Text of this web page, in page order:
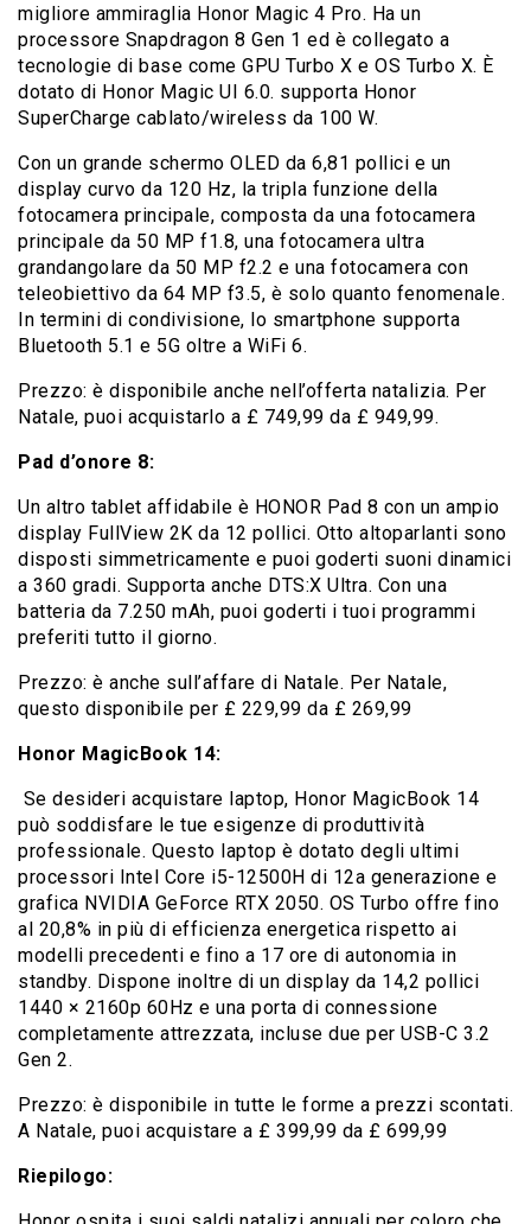
migliore ammiraglia Honor Magic 4 Pro. Ha un
processore Snapdragon 8 Gen 1 ed è collegato a
tecnologie di base come GPU Turbo X e OS Turbo X. È
dotato di Honor Magic UI 6.0. supporta Honor
SuperCharge cablato/wireless da 100 W.
Con un grande schermo OLED da 6,81 pollici e un
display curvo da 120 Hz, la tripla funzione della
fotocamera principale, composta da una fotocamera
principale da 50 MP f1.8, una fotocamera ultra
grandangolare da 50 MP f2.2 e una fotocamera con
teleobiettivo da 64 MP f3.5, è solo quanto fenomenale.
In termini di condivisione, lo smartphone supporta
Bluetooth 5.1 e 5G oltre a WiFi 6.
Prezzo: è disponibile anche nell’offerta natalizia. Per
Natale, puoi acquistarlo a £ 749,99 da £ 949,99.
Pad d’onore 8:
Un altro tablet affidabile è HONOR Pad 8 con un ampio
display FullView 2K da 12 pollici. Otto altoparlanti sono
disposti simmetricamente e puoi goderti suoni dinamici
a 360 gradi. Supporta anche DTS:X Ultra. Con una
batteria da 7.250 mAh, puoi goderti i tuoi programmi
preferiti tutto il giorno.
Prezzo: è anche sull’affare di Natale. Per Natale,
questo disponibile per £ 229,99 da £ 269,99
Honor MagicBook 14:
Se desideri acquistare laptop, Honor MagicBook 14
può soddisfare le tue esigenze di produttività
professionale. Questo laptop è dotato degli ultimi
processori Intel Core i5-12500H di 12a generazione e
grafica NVIDIA GeForce RTX 2050. OS Turbo offre fino
al 20,8% in più di efficienza energetica rispetto ai
modelli precedenti e fino a 17 ore di autonomia in
standby. Dispone inoltre di un display da 14,2 pollici
1440 × 2160p 60Hz e una porta di connessione
completamente attrezzata, incluse due per USB-C 3.2
Gen 2.
Prezzo: è disponibile in tutte le forme a prezzi scontati.
A Natale, puoi acquistare a £ 399,99 da £ 699,99
Riepilogo: